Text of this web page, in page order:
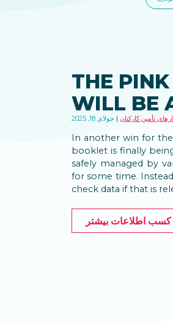
THE
WILL BE
جولای 18, 2025 تأمین کارکنان
In another win for
booklet is finally
safely managed by
for some time.
check data if that is
کسب اطلاعات بیشتر